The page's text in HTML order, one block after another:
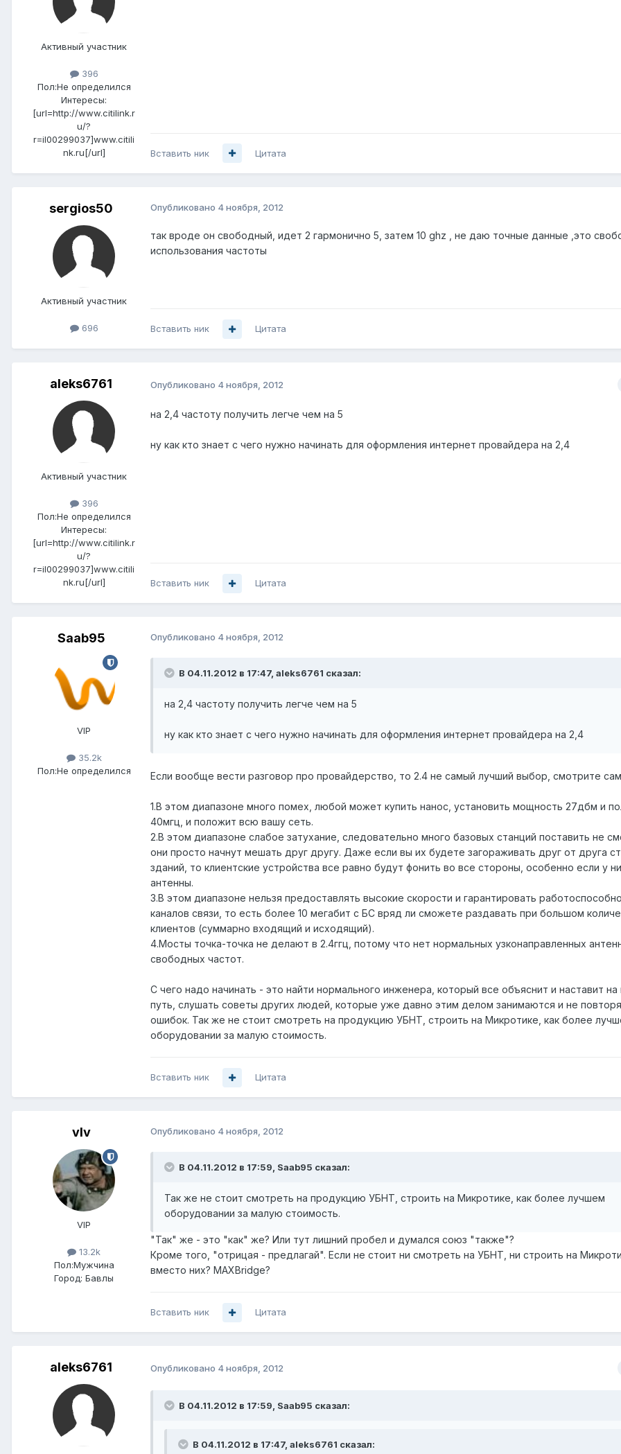
Активный участник
396
Пол:Не определился
Интересы:
[url=http://www.citilink.r
u/?
r=il00299037]www.citili
nk.ru[/url]
Вставить ник Цитата
sergios50
Активный участник
696
Опубликовано 4 ноября, 2012
так вроде он свободный, идет 2 гармонично 5, затем 10 ghz , не даю точные данные ,это
использования частоты
Вставить ник Цитата
aleks6761
Активный участник
396
Пол:Не определился
Интересы:
[url=http://www.citilink.r
u/?
r=il00299037]www.citili
nk.ru[/url]
Опубликовано 4 ноября, 2012
на 2,4 частоту получить легче чем на 5
ну как кто знает с чего нужно начинать для оформления интернет провайдера на 2,4
Вставить ник Цитата
Saab95
VIP
35.2k
Пол:Не определился
Опубликовано 4 ноября, 2012
В 04.11.2012 в 17:47, aleks6761 сказал:
на 2,4 частоту получить легче чем на 5
ну как кто знает с чего нужно начинать для оформления интернет провайдера на 2,4
Если вообще вести разговор про провайдерство, то 2.4 не самый лучший выбор, смотрите
1.В этом диапазоне много помех, любой может купить нанос, установить мощность 27дбм и
40мгц, и положит всю вашу сеть.
2.В этом диапазоне слабое затухание, следовательно много базовых станций поставить не
они просто начнут мешать друг другу. Даже если вы их будете загораживать друг от друга
зданий, то клиентские устройства все равно будут фонить во все стороны, особенно если у
антенны.
3.В этом диапазоне нельзя предоставлять высокие скорости и гарантировать
каналов связи, то есть более 10 мегабит с БС вряд ли сможете раздавать при большом
клиентов (суммарно входящий и исходящий).
4.Мосты точка-точка не делают в 2.4ггц, потому что нет нормальных узконаправленных
свободных частот.
С чего надо начинать - это найти нормального инженера, который все объяснит и наставит на
путь, слушать советы других людей, которые уже давно этим делом занимаются и не
ошибок. Так же не стоит смотреть на продукцию УБНТ, строить на Микротике, как более
оборудовании за малую стоимость.
Вставить ник Цитата
vIv
VIP
13.2k
Пол:Мужчина
Город: Бавлы
Опубликовано 4 ноября, 2012
В 04.11.2012 в 17:59, Saab95 сказал:
Так же не стоит смотреть на продукцию УБНТ, строить на Микротике, как более лучшем
оборудовании за малую стоимость.
"Так" же - это "как" же? Или тут лишний пробел и думался союз "также"?
Кроме того, "отрицая - предлагай". Если не стоит ни смотреть на УБНТ, ни строить на
вместо них? MAXBridge?
Вставить ник Цитата
aleks6761 Опубликовано 4 ноября, 2012
В 04.11.2012 в 17:59, Saab95 сказал:
В 04.11.2012 в 17:47, aleks6761 сказал: